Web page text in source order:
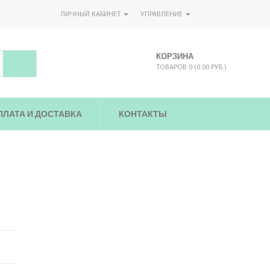
ЛИЧНЫЙ КАБИНЕТ УПРАВЛЕНИЕ
КОРЗИНА
ТОВАРОВ 0 (0.00 РУБ.)
И ДОСТАВКА КОНТАКТЫ